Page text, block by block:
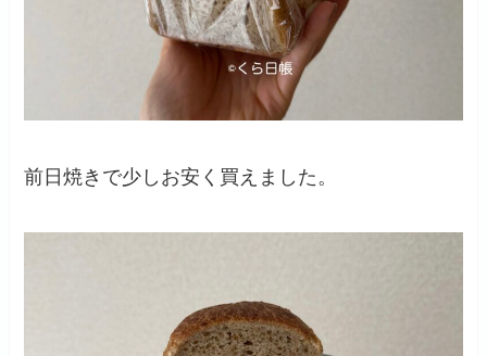
前日焼きで少しお安く買えました。